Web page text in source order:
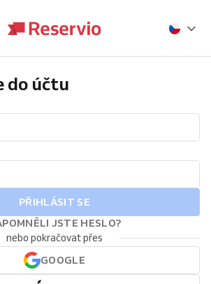
do účtu
PŘIHLÁSIT SE
JSTE HESLO?
nebo pokračovat přes
GOOGLE